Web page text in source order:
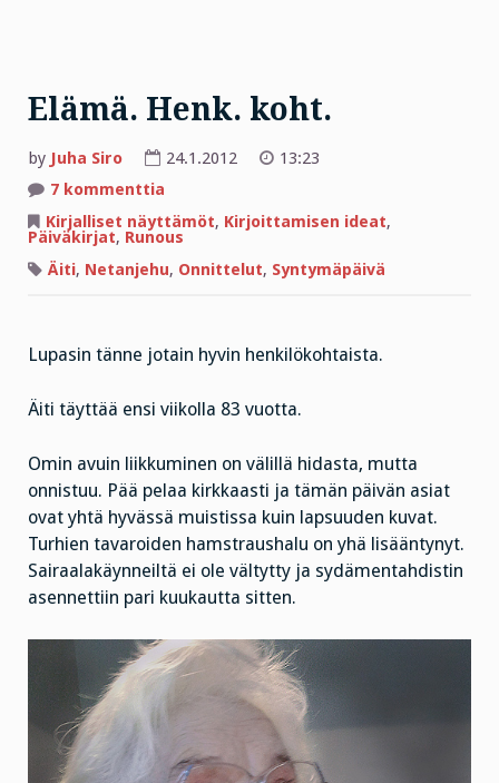
Elämä. Henk. koht.
by Juha Siro 24.1.2012
13:23
7 kommenttia
Henk.
koht.
Kirjalliset näyttämöt, Kirjoittamisen ideat,
Päiväkirjat, Runous
Äiti, Netanjehu, Onnittelut, Syntymäpäivä
Lupasin tänne jotain hyvin henkilökohtaista.
Äiti täyttää ensi viikolla 83 vuotta.
Omin avuin liikkuminen on välillä hidasta, mutta
onnistuu. Pää pelaa kirkkaasti ja tämän päivän asiat
ovat yhtä hyvässä muistissa kuin lapsuuden kuvat.
Turhien tavaroiden hamstraushalu on yhä lisääntynyt.
Sairaalakäynneiltä ei ole vältytty ja sydämentahdistin
asennettiin pari kuukautta sitten.